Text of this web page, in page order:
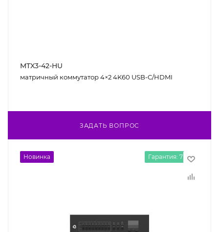
MTX3-42-HU
матричный коммутатор 4×2 4K60 USB-C/HDMI
ЗАДАТЬ ВОПРОС
Новинка Гарантия: 7 лет